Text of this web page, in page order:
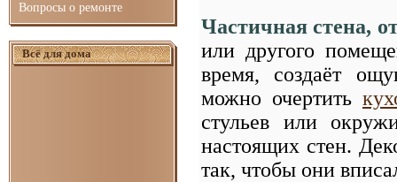
Вопросы о ремонте
Всё для дома
Частичная стена,
или другого
время, создаёт
можно очертить
стульев или
настоящих стен.
так, чтобы они